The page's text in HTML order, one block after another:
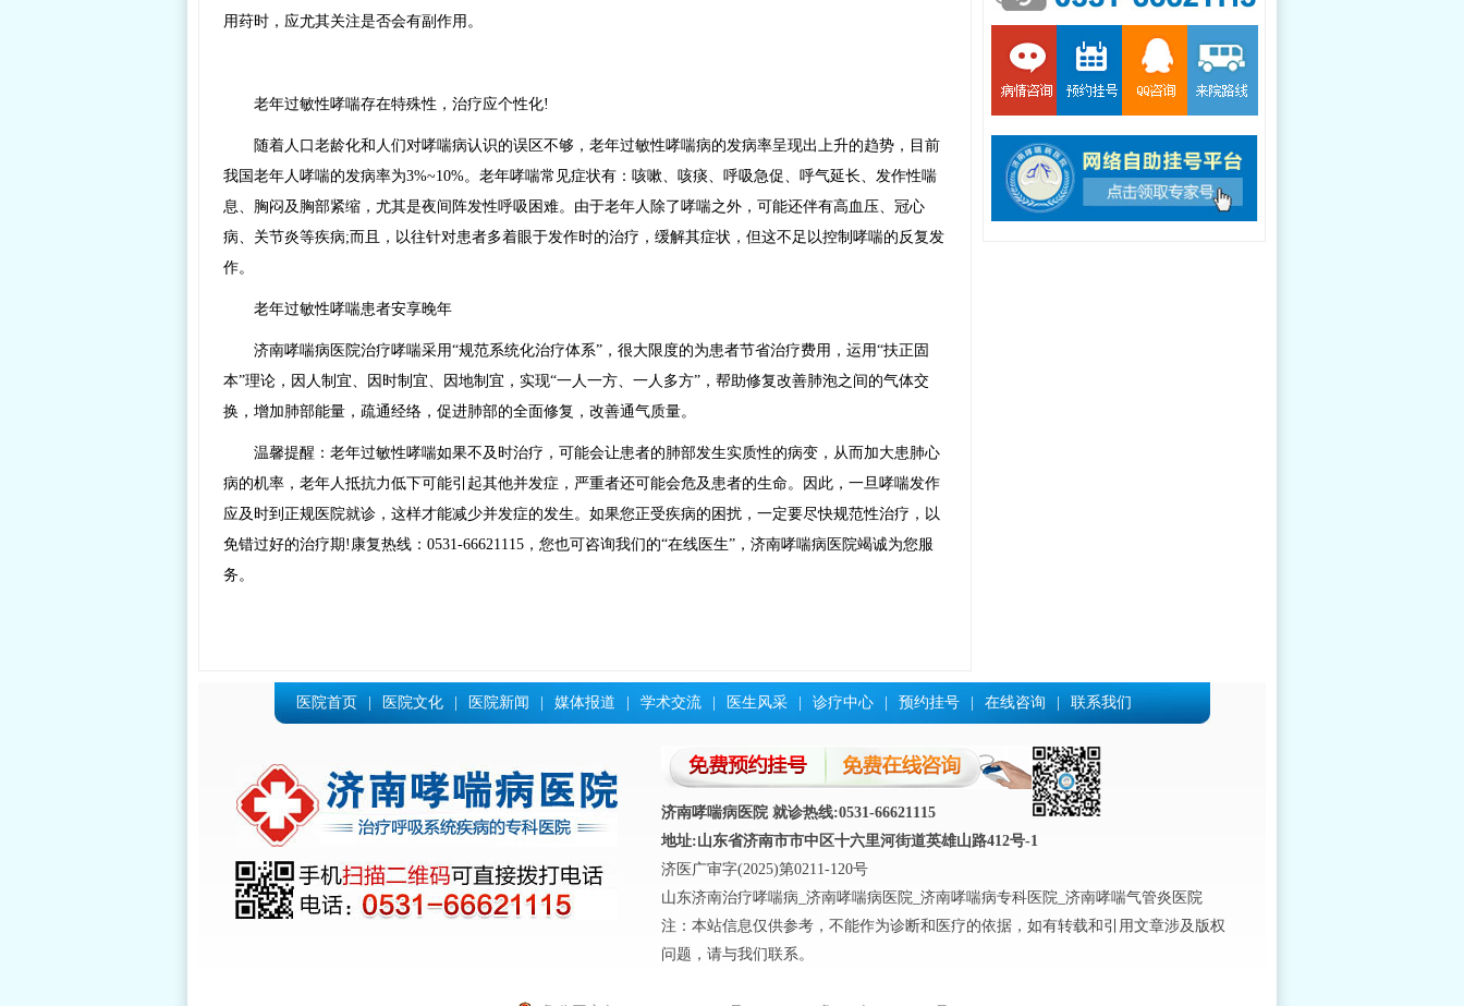
用荮时，应尤其关注是否会有副作用。
老年过敏性哮喘存在特殊性，治疗应个性化!
随着人口老龄化和人们对哮喘病认识的误区不够，老年过敏性哮喘病的发病率呈现出上升的趋势，目前
我国老年人哮喘的发病率为3%~10%。老年哮喘常见症状有：咳嗽、咳痰、呼吸急促、呼气延长、发作性喘
息、胸闷及胸部紧缩，尤其是夜间阵发性呼吸困难。由于老年人除了哮喘之外，可能还伴有高血压、冠心
病、关节炎等疾病;而且，以往针对患者多着眼于发作时的治疗，缓解其症状，但这不足以控制哮喘的反复发
作。
老年过敏性哮喘患者安享晚年
济南哮喘病医院治疗哮喘采用“规范系统化治疗体系”，很大限度的为患者节省治疗费用，运用“扶正固
本”理论，因人制宜、因时制宜、因地制宜，实现“一人一方、一人多方”，帮助修复改善肺泡之间的气体交
换，增加肺部能量，疏通经络，促进肺部的全面修复，改善通气质量。
温馨提醒：老年过敏性哮喘如果不及时治疗，可能会让患者的肺部发生实质性的病变，从而加大患肺心
病的机率，老年人抵抗力低下可能引起其他并发症，严重者还可能会危及患者的生命。因此，一旦哮喘发作
应及时到正规医院就诊，这样才能减少并发症的发生。如果您正受疾病的困扰，一定要尽快规范性治疗，以
免错过好的治疗期!康复热线：0531-66621115，您也可咨询我们的“在线医生”，济南哮喘病医院竭诚为您服
务。
医院首页 医院文化 医院新闻 媒体报道 学术交流 医生风采 诊疗中心 预约挂号 在线咨询 联系我们
济南哮喘病医院 就诊热线:0531-66621115
地址:山东省济南市市中区十六里河街道英雄山路412号-1
济医广审字(2025)第0211-120号
山东济南治疗哮喘病_济南哮喘病医院_济南哮喘病专科医院_济南哮喘气管炎医院
注：本站信息仅供参考，不能作为诊断和医疗的依据，如有转载和引用文章涉及版权
问题，请与我们联系。